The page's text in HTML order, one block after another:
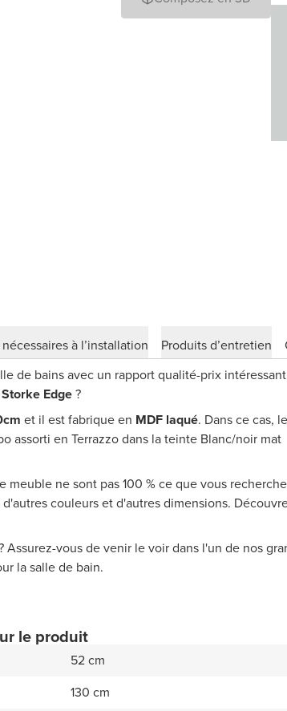
à l’installation Produits d’entretien
de bains avec un rapport qualité-prix
Storke Edge?
et il est fabrique en MDF laqué. Dans ce cas, le
assorti en Terrazzo dans la teinte Blanc/noir mat
meuble ne sont pas 100 % ce que vous
couleurs et d'autres dimensions.
vous de venir le voir dans l'un de nos
la salle de bain.
le produit
52 cm
130 cm